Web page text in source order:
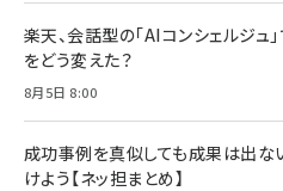
楽天、会話型の「AIコンシェルジ
をどう変えた？
8月5日 8:00
成功事例を真似しても成果は出な
けよう【ネッ担まとめ】